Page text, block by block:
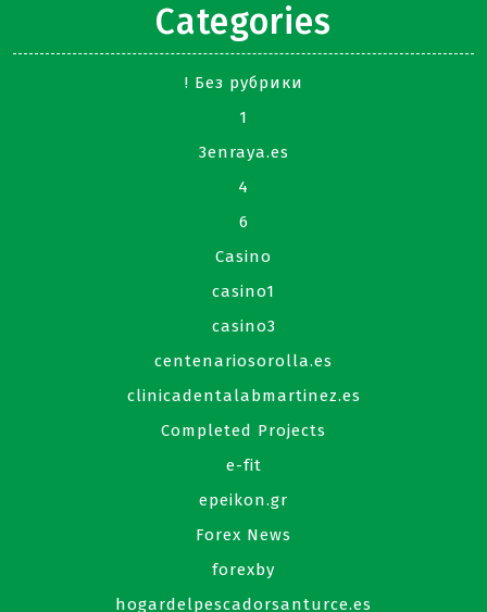
Categories
! Без рубрики
1
3enraya.es
4
6
Casino
casino1
casino3
centenariosorolla.es
clinicadentalabmartinez.es
Completed Projects
e-fit
epeikon.gr
Forex News
forexby
hogardelpescadorsanturce.es